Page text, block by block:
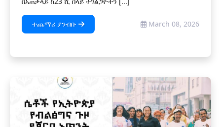
ተጨማሪ ያንብቡ March 08, 2026